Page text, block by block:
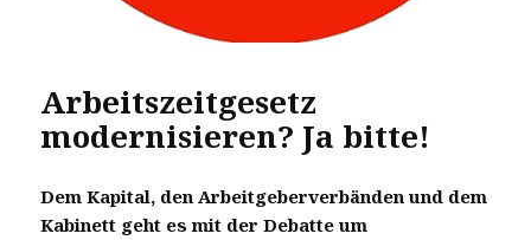
Arbeitszeitgesetz
modernisieren? Ja bitte!
Dem Kapital, den Arbeitgeberverbänden und dem
Kabinett geht es mit der Debatte um